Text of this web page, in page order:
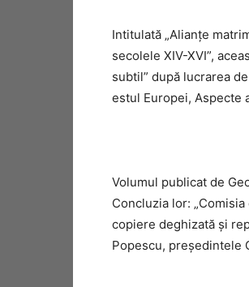
Intitulată „Alianţe
secolele XIV-XVI”,
subtil” după lucrarea
estul Europei, Aspecte
Volumul publicat de
Concluzia lor:
copiere deghizată şi
Popescu, preşedintele